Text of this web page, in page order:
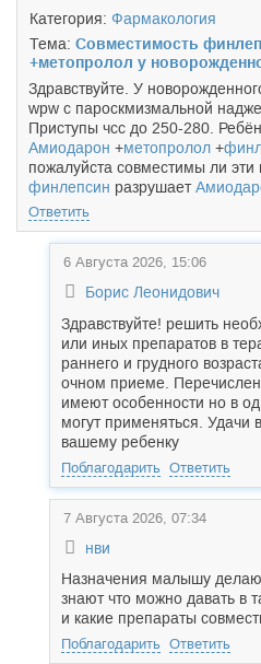
Категория: Фармакология
Тема: Совместимость
+метопролол у
Здравствуйте. У
wpw с пароскмизмальной
Приступы чсс до 250-280.
Амиодарон +метопролол +
пожалуйста совместимы ли
финлепсин разрушает
Ответить
6 Августа 2026, 15:06
Борис Леонидович
Здравствуйте! решить
или иных препаратов в
раннего и грудного
очном приеме.
имеют особенности но в
могут применяться. Удачи
вашему ребенку
Поблагодарить Ответить
7 Августа 2026, 07:34
нви
Назначения малышу
знают что можно давать в
и какие препараты
Поблагодарить Ответить